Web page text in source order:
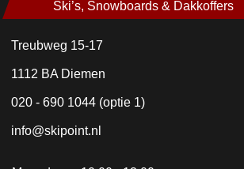
Ski’s, Snowboards & Dakkoffers
Treubweg 15-17
1112 BA Diemen
020 - 690 1044 (optie 1)
info@skipoint.nl